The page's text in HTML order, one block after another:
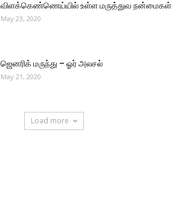
விளக்கெண்ணெய்யில் உள்ள மருத்துவ நன்மைகள்
May 23, 2020
ஜெனரிக் மருந்து – ஓர் அலசல்
May 21, 2020
Load more